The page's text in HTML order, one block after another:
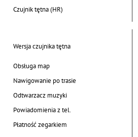
Czujnik tętna (HR)
Wersja czujnika tętna
Obsługa map
Nawigowanie po trasie
Odtwarzacz muzyki
Powiadomienia z tel.
Płatność zegarkiem